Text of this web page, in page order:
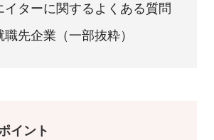
イターに関するよくある質問
先企業（一部抜粋）
イント